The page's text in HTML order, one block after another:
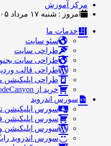
مرکز آموزش
امروز : شنبه ۱۷ مرداد ۱۴۰۵
خدمات ما
سئو سایت
طراحی سایت
طراحی سایت
طراحی قالب
طراحی اپلیکیشن
خرید از CodeCanyon
سورس اندروید
سورس اپلیکیشن
سورس اپلیکیشن
سورس اپلیکیشن
سورس اندروید